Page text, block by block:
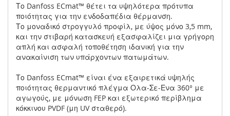
Το Danfoss ECmat™ θέτει τα υψηλότερα πρότυπα
ποιότητας για την ενδοδαπέδια θέρμανση.
Το μοναδικό στρογγυλό προφίλ, με ύψος μόνο 3,5 mm,
και την στιβαρή κατασκευή εξασφαλίζει μια γρήγορη
απλή και ασφαλή τοποθέτηση ιδανική για την
ανακαίνιση των υπάρχοντων πατωμάτων.
Το Danfoss ECmat™ είναι ένα εξαιρετικά υψηλής
ποιότητας θερμαντικό πλέγμα Ολα-Σε-Ενα 360​​° με
αγωγούς, με μόνωση FEP και εξωτερικό περίβλημα
κόκκινου PVDF (μη UV σταθερό).